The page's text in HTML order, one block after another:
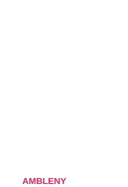
AMBLENY